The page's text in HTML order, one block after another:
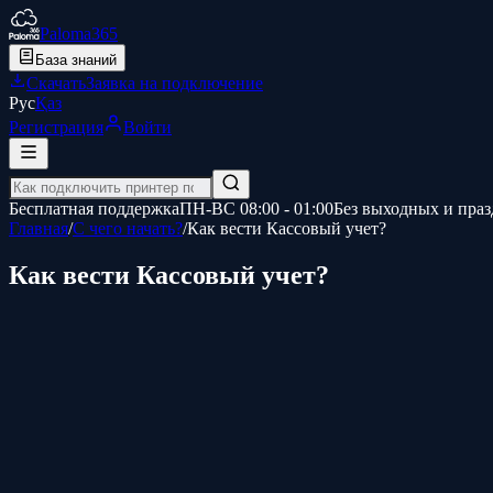
Paloma365
База знаний
СкачатьЗаявка на подключение
РусҚаз
Регистрация
Войти
Бесплатная поддержкаПН-ВС 08:00 - 01:00Без выходных и
Главная/С чего начать?/Как вести Кассовый учет?
Как вести Кассовый учет?